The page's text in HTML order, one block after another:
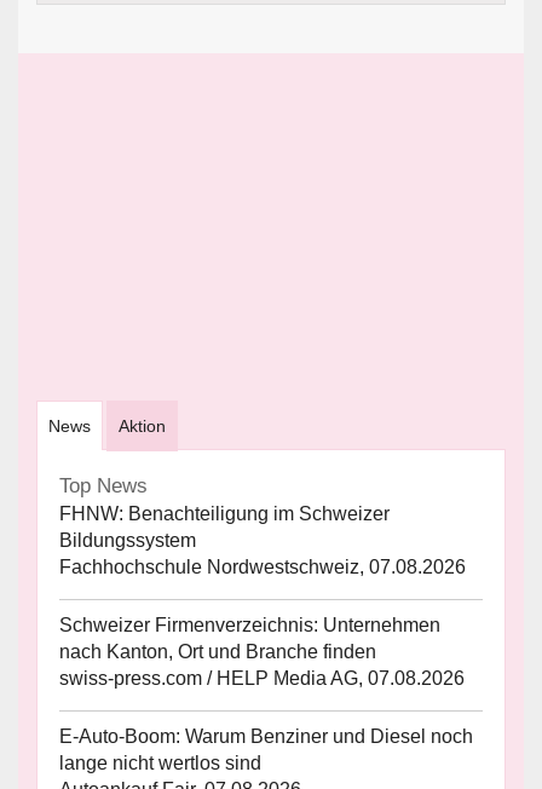
News Aktion
Top News
FHNW: Benachteiligung im Schweizer
Bildungssystem
Fachhochschule Nordwestschweiz, 07.08.2026
Schweizer Firmenverzeichnis: Unternehmen
nach Kanton, Ort und Branche finden
swiss-press.com / HELP Media AG, 07.08.2026
E-Auto-Boom: Warum Benziner und Diesel noch
lange nicht wertlos sind